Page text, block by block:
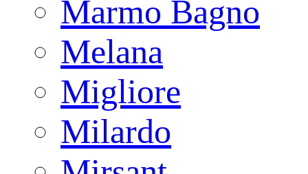
Marmo Bagno
Melana
Migliore
Milardo